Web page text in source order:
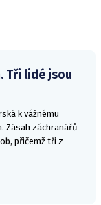
Tři lidé jsou
k vážnému
Zásah záchranářů
přičemž tři z